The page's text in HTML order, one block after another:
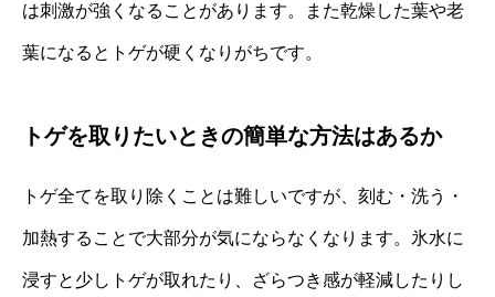
は刺激が強くなることがあります。また乾燥した葉や老
葉になるとトゲが硬くなりがちです。
トゲを取りたいときの簡単な方法はあるか
トゲ全てを取り除くことは難しいですが、刻む・洗う・
加熱することで大部分が気にならなくなります。氷水に
浸すと少しトゲが取れたり、ざらつき感が軽減したりし